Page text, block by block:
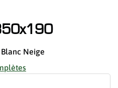
Neige